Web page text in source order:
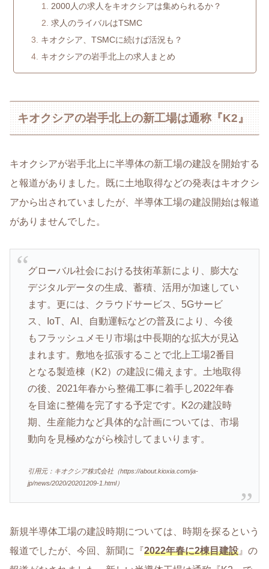
2000人の求人をキオクシアは集められるか？
求人のライバルはTSMC
キオクシア、TSMCに続けば活況も？
キオクシアの岩手北上の求人まとめ
キオクシアの岩手北上の新工場は通称『K2』
キオクシアが岩手北上に半導体の新工場の建設を開始する
と報道がありました。既に土地取得などの発表はキオクシ
アから出されていましたが、半導体工場の建設開始は報道
がありませんでした。
グローバル社会における技術革新により、膨大な
デジタルデータの生成、蓄積、活用が加速してい
ます。更には、クラウドサービス、5Gサービ
ス、IoT、AI、自動運転などの普及により、今後
もフラッシュメモリ市場は中長期的な拡大が見込
まれます。敷地を拡張することで北上工場2番目
となる製造棟（K2）の建設に備えます。土地取得
の後、2021年春から整備工事に着手し2022年春
を目途に整備を完了する予定です。K2の建設時
期、生産能力など具体的な計画については、市場
動向を見極めながら検討してまいります。
引用元：キオクシア株式会社（https://about.kioxia.com/ja-
jp/news/2020/20201209-1.html）
新規半導体工場の建設時期については、時期を探るという
報道でしたが、今回、新聞に『2022年春に2棟目建設 』の